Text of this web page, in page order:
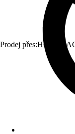
Prodej přes: